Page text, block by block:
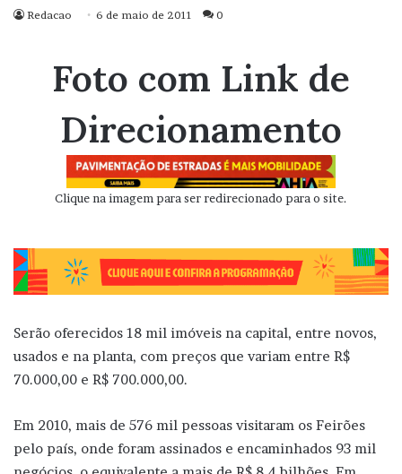
Redacao 6 de maio de 2011 0
Foto com Link de
Direcionamento
Clique na imagem para ser redirecionado para o site.
Serão oferecidos 18 mil imóveis na capital, entre novos,
usados e na planta, com preços que variam entre R$
70.000,00 e R$ 700.000,00.
Em 2010, mais de 576 mil pessoas visitaram os Feirões
pelo país, onde foram assinados e encaminhados 93 mil